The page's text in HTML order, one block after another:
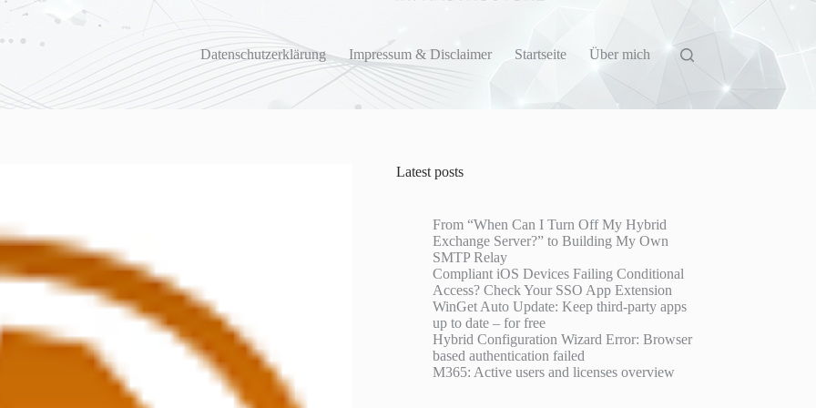
Datenschutzerklärung Impressum & Disclaimer Startseite Über mich
Latest posts
From “When Can I Turn Off My Hybrid
Exchange Server?” to Building My Own
SMTP Relay
Compliant iOS Devices Failing Conditional
Access? Check Your SSO App Extension
WinGet Auto Update: Keep third-party apps
up to date – for free
Hybrid Configuration Wizard Error: Browser
based authentication failed
M365: Active users and licenses overview